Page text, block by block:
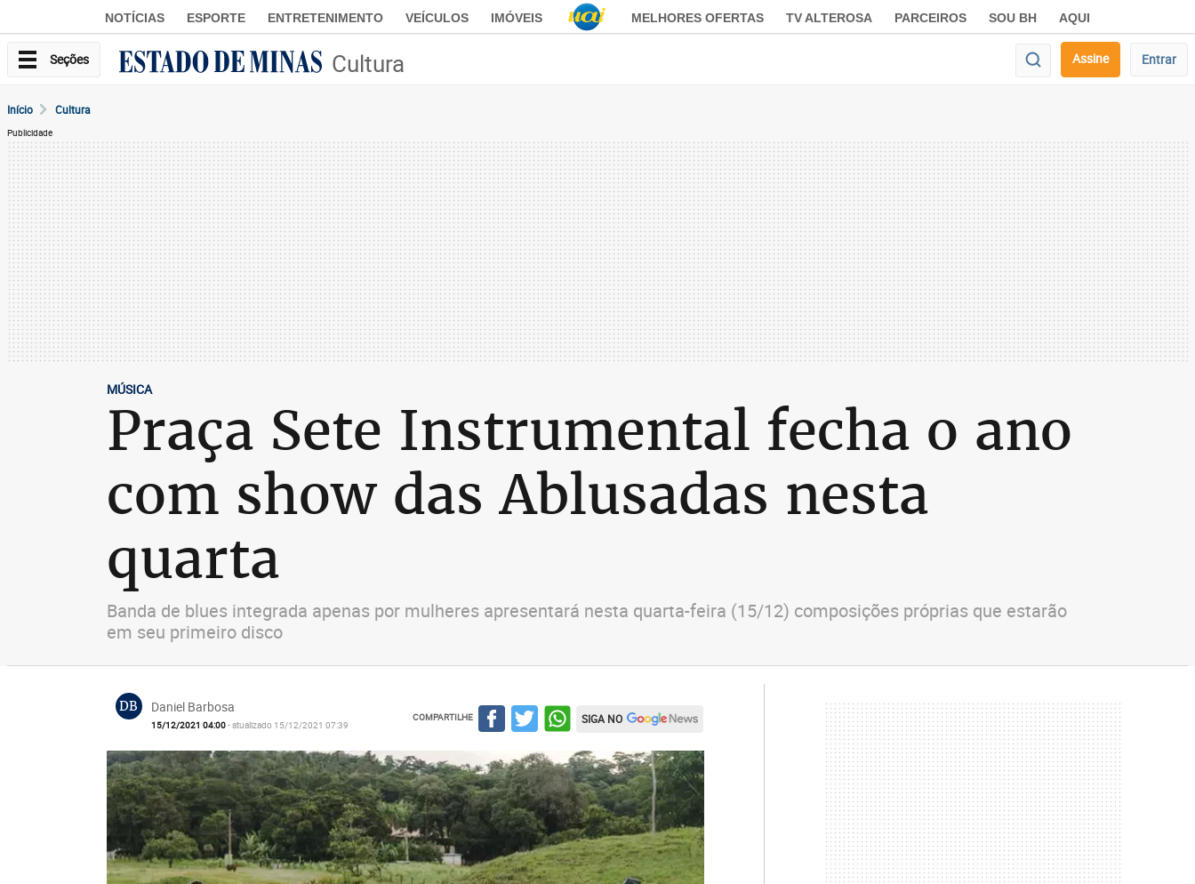
NOTÍCIAS ESPORTE ENTRETENIMENTO VEÍCULOS IMÓVEIS MELHORES OFERTAS TV ALTEROSA PARCEIROS SOU BH AQUI
Seções Cultura Assine Entrar
Início Cultura
Publicidade
MÚSICA
Praça Sete Instrumental fecha o ano
com show das Ablusadas nesta
quarta
Banda de blues integrada apenas por mulheres apresentará nesta quarta-feira (15/12) composições próprias que estarão
em seu primeiro disco
DB Daniel Barbosa
15/12/2021 04:00- atualizado 15/12/2021 07:39
COMPARTILHE SIGA NO